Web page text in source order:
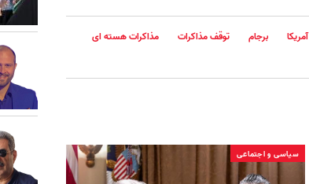
آمریکا برجام توقف مذاکرات
مذاکرات هسته ای
سیاسی و اجتماعی